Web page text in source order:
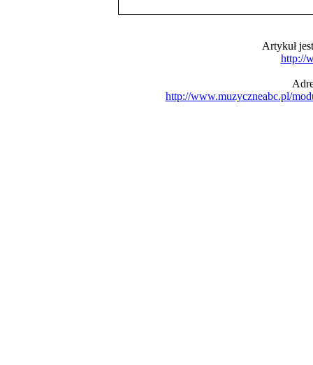
Artykuł
http://
http://www.muzyczneabc.pl/